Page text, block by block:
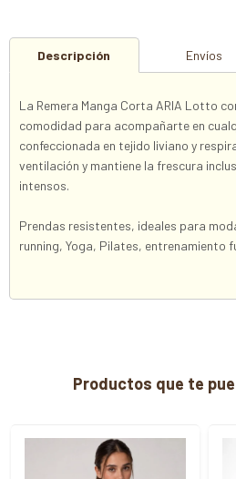
Descripción Envíos
La Remera Manga Corta ARIA Lotto
comodidad para acompañarte en
confeccionada en tejido liviano y
ventilación y mantiene la frescura
intensos.
Prendas resistentes, ideales para
running, Yoga, Pilates, entrenamiento
Productos que te